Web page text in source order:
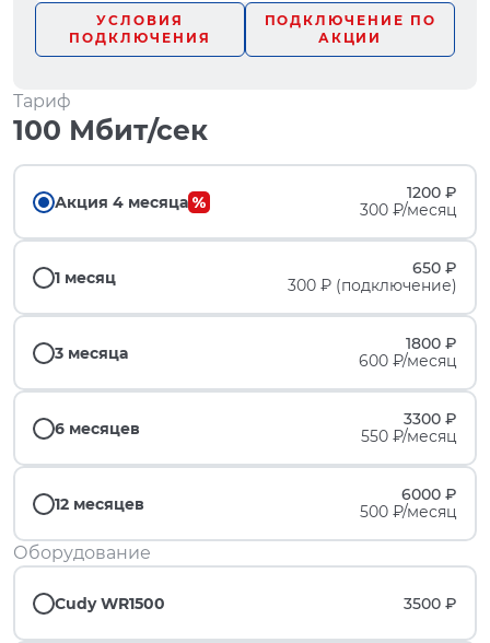
УСЛОВИЯ
ПОДКЛЮЧЕНИЯ
ПОДКЛЮЧЕНИЕ ПО
АКЦИИ
Тариф
100 Мбит/сек
Акция 4 месяца
1200 ₽
300 ₽/месяц
1 месяц
650 ₽
300 ₽ (подключение)
3 месяца
1800 ₽
600 ₽/месяц
6 месяцев
3300 ₽
550 ₽/месяц
12 месяцев
6000 ₽
500 ₽/месяц
Оборудование
Cudy WR1500 3500 ₽